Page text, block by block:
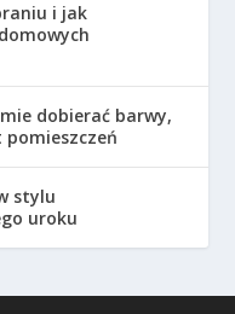
i jak
dobierać barwy,
stylu
uroku